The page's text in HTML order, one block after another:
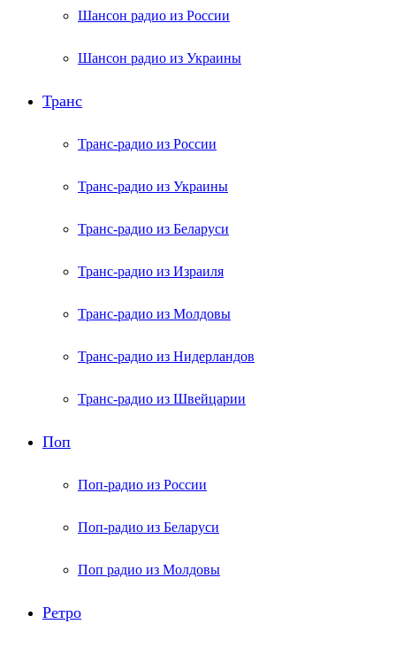
Шансон радио из России
Шансон радио из Украины
Транс
Транс-радио из России
Транс-радио из Украины
Транс-радио из Беларуси
Транс-радио из Израиля
Транс-радио из Молдовы
Транс-радио из Нидерландов
Транс-радио из Швейцарии
Поп
Поп-радио из России
Поп-радио из Беларуси
Поп радио из Молдовы
Ретро